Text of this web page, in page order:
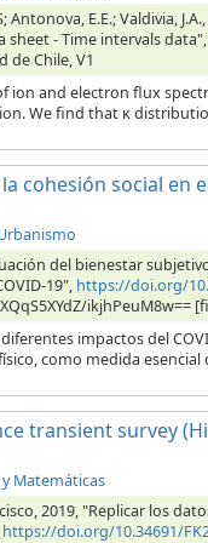
Antonova, E.E.; Valdivia,
- Time intervals data",
de Chile, V1
and electron flux
We find that κ
cohesión social
del bienestar
19", https://doi.org/
ikjhPeuM8w==
impactos del
como medida
transient survey
y Matemáticas
2019, "Replicar los
https://doi.org/10.34691/